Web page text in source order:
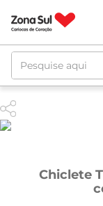
Pesquise aqui
Chiclete